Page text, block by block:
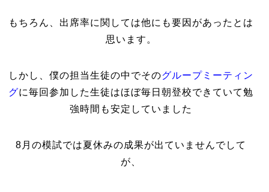
もちろん、出席率に関しては他にも要因があったとは
思います。
しかし、僕の担当生徒の中でそのグループミーティン
グに毎回参加した生徒はほぼ毎日朝登校できていて勉
強時間も安定していました
8月の模試では夏休みの成果が出ていませんでして
が、